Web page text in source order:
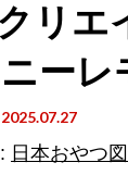
リ
ーレ
2025.07.27
日本おやつ